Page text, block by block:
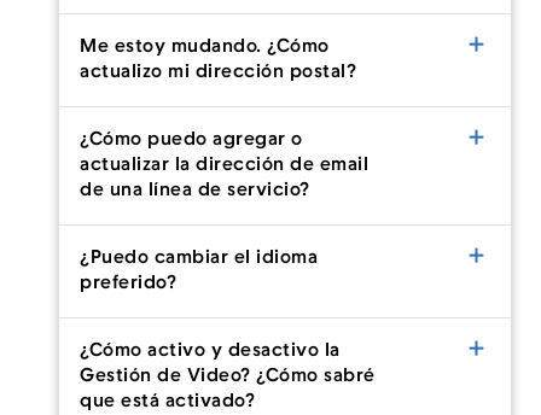
Me estoy mudando. ¿Cómo
actualizo mi dirección postal?
¿Cómo puedo agregar o
actualizar la dirección de email
de una línea de servicio?
¿Puedo cambiar el idioma
preferido?
¿Cómo activo y desactivo la
Gestión de Video? ¿Cómo sabré
que está activado?